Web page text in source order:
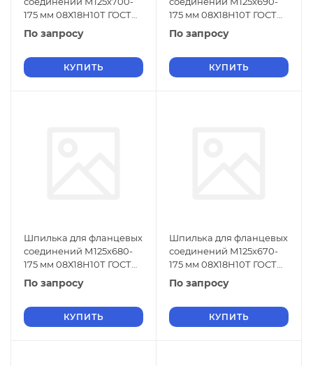
175 мм 08Х18Н10Т ГОСТ
9066-75
По запросу
КУПИТЬ
175 мм 08Х18Н10Т ГОСТ
9066-75
По запросу
КУПИТЬ
Шпилька для фланцевых
соединений М125х680-
175 мм 08Х18Н10Т ГОСТ
9066-75
По запросу
КУПИТЬ
Шпилька для фланцевых
соединений М125х670-
175 мм 08Х18Н10Т ГОСТ
9066-75
По запросу
КУПИТЬ